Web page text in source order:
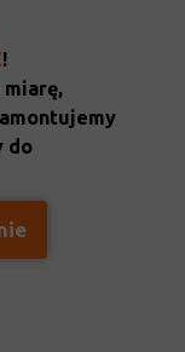
!
miarę,
do